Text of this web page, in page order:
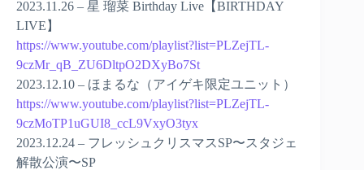
2023.11.26 – 星 瑠菜 Birthday Live【BIRTHDAY
LIVE】
https://www.youtube.com/playlist?list=PLZejTL-
9czMr_qB_ZU6DltpO2DXyBo7St
2023.12.10 – ほまるな（アイゲキ限定ユニット）
https://www.youtube.com/playlist?list=PLZejTL-
9czMoTP1uGUI8_ccL9VxyO3tyx
2023.12.24 – フレッシュクリスマスSP〜スタジェ
解散公演〜SP